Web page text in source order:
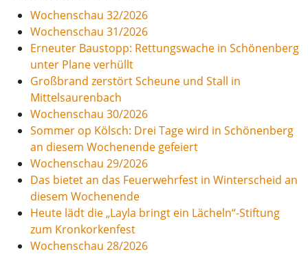
Wochenschau 32/2026
Wochenschau 31/2026
Erneuter Baustopp: Rettungswache in Schönenberg
unter Plane verhüllt
Großbrand zerstört Scheune und Stall in
Mittelsaurenbach
Wochenschau 30/2026
Sommer op Kölsch: Drei Tage wird in Schönenberg
an diesem Wochenende gefeiert
Wochenschau 29/2026
Das bietet an das Feuerwehrfest in Winterscheid an
diesem Wochenende
Heute lädt die „Layla bringt ein Lächeln“-Stiftung
zum Kronkorkenfest
Wochenschau 28/2026